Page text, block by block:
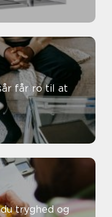
får ro til at